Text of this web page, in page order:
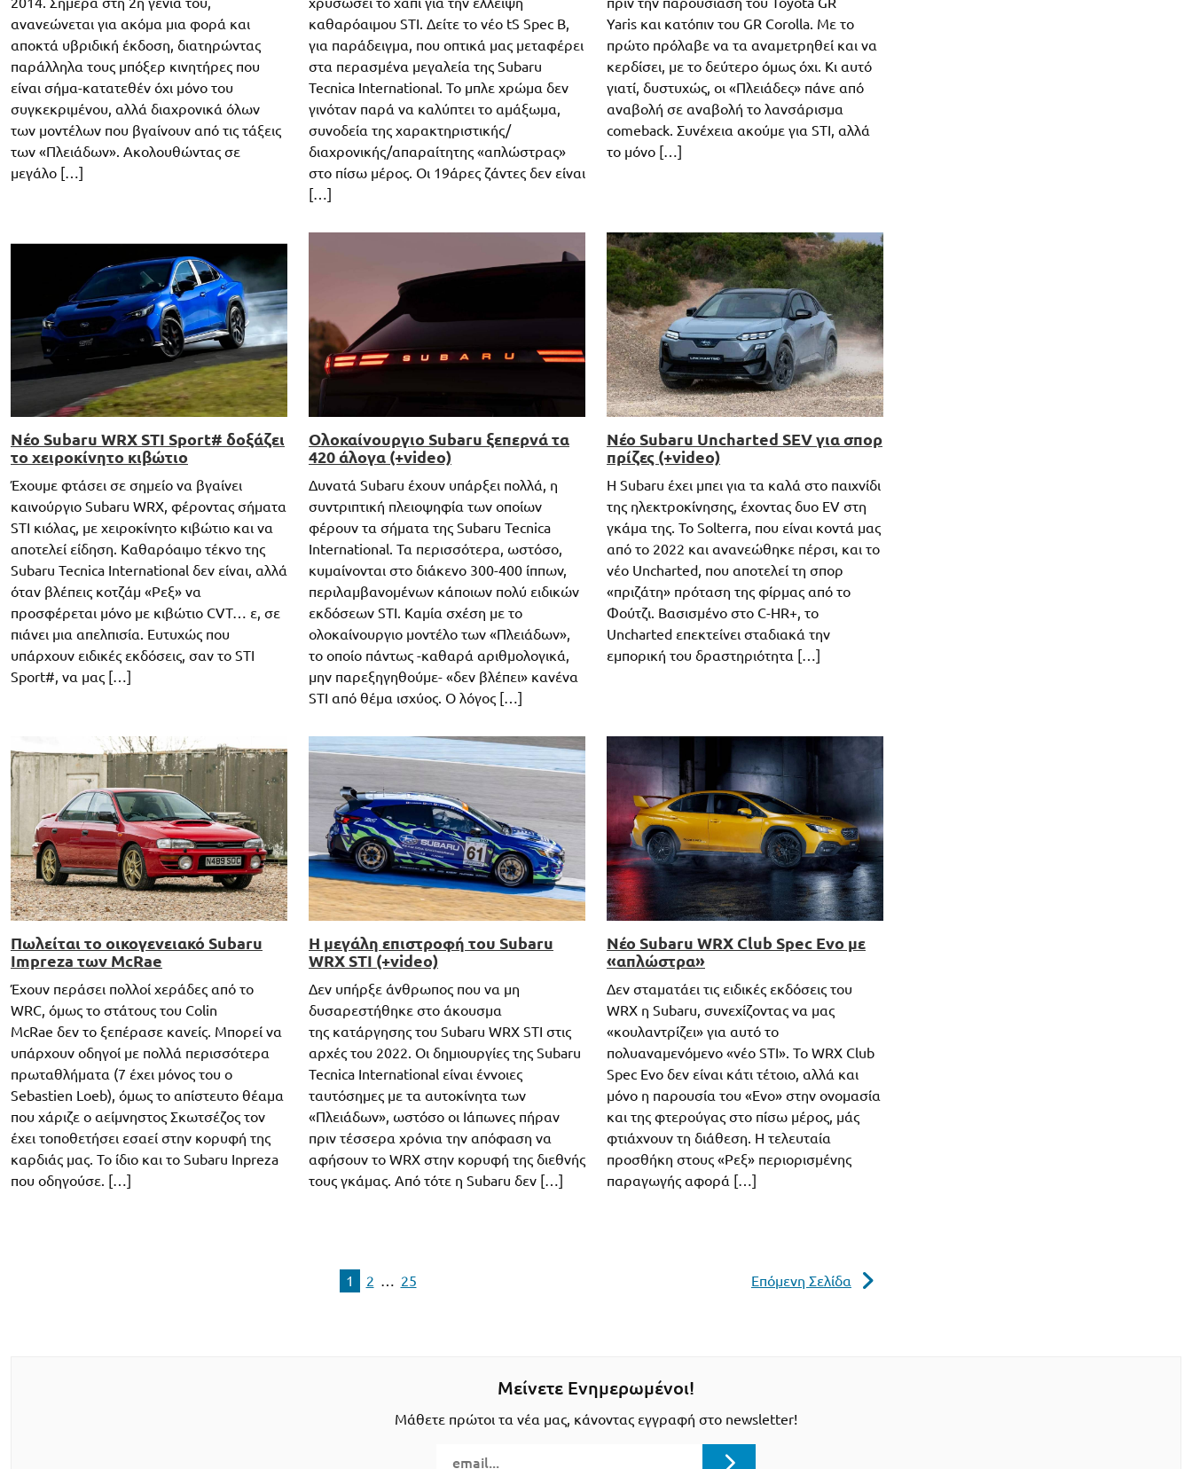
ανανεώνεται για ακόμα μια φορά και
αποκτά υβριδική έκδοση, διατηρώντας
παράλληλα τους μπόξερ κινητήρες που
είναι σήμα-κατατεθέν όχι μόνο του
συγκεκριμένου, αλλά διαχρονικά όλων
των μοντέλων που βγαίνουν από τις τάξεις
των «Πλειάδων». Ακολουθώντας σε
μεγάλο […]
καθαρόαιμου STI. Δείτε το νέο tS Spec B,
για παράδειγμα, που οπτικά μας μεταφέρει
στα περασμένα μεγαλεία της Subaru
Tecnica International. Το μπλε χρώμα δεν
γινόταν παρά να καλύπτει το αμάξωμα,
συνοδεία της χαρακτηριστικής/
διαχρονικής/απαραίτητης «απλώστρας»
στο πίσω μέρος. Οι 19άρες ζάντες δεν είναι
[…]
Yaris και κατόπιν του GR Corolla. Με το
πρώτο πρόλαβε να τα αναμετρηθεί και να
κερδίσει, με το δεύτερο όμως όχι. Κι αυτό
γιατί, δυστυχώς, οι «Πλειάδες» πάνε από
αναβολή σε αναβολή το λανσάρισμα
comeback. Συνέχεια ακούμε για STI, αλλά
το μόνο […]
Νέο Subaru WRX STI Sport# δοξάζει
το χειροκίνητο κιβώτιο
Έχουμε φτάσει σε σημείο να βγαίνει
καινούργιο Subaru WRX, φέροντας σήματα
STI κιόλας, με χειροκίνητο κιβώτιο και να
αποτελεί είδηση. Καθαρόαιμο τέκνο της
Subaru Tecnica International δεν είναι, αλλά
όταν βλέπεις κοτζάμ «Ρεξ» να
προσφέρεται μόνο με κιβώτιο CVT… ε, σε
πιάνει μια απελπισία. Ευτυχώς που
υπάρχουν ειδικές εκδόσεις, σαν το STI
Sport#, να μας […]
Ολοκαίνουργιο Subaru ξεπερνά τα
420 άλογα (+video)
Δυνατά Subaru έχουν υπάρξει πολλά, η
συντριπτική πλειοψηφία των οποίων
φέρουν τα σήματα της Subaru Tecnica
International. Τα περισσότερα, ωστόσο,
κυμαίνονται στο διάκενο 300-400 ίππων,
περιλαμβανομένων κάποιων πολύ ειδικών
εκδόσεων STI. Καμία σχέση με το
ολοκαίνουργιο μοντέλο των «Πλειάδων»,
το οποίο πάντως -καθαρά αριθμολογικά,
μην παρεξηγηθούμε- «δεν βλέπει» κανένα
STI από θέμα ισχύος. Ο λόγος […]
Νέο Subaru Uncharted SEV για σπορ
πρίζες (+video)
Η Subaru έχει μπει για τα καλά στο παιχνίδι
της ηλεκτροκίνησης, έχοντας δυο EV στη
γκάμα της. Το Solterra, που είναι κοντά μας
από το 2022 και ανανεώθηκε πέρσι, και το
νέο Uncharted, που αποτελεί τη σπορ
«πριζάτη» πρόταση της φίρμας από το
Φούτζι. Βασισμένο στο C-HR+, το
Uncharted επεκτείνει σταδιακά την
εμπορική του δραστηριότητα […]
Πωλείται το οικογενειακό Subaru
Impreza των McRae
Έχουν περάσει πολλοί χεράδες από το
WRC, όμως το στάτους του Colin
McRae δεν το ξεπέρασε κανείς. Μπορεί να
υπάρχουν οδηγοί με πολλά περισσότερα
πρωταθλήματα (7 έχει μόνος του ο
Sebastien Loeb), όμως το απίστευτο θέαμα
που χάριζε ο αείμνηστος Σκωτσέζος τον
έχει τοποθετήσει εσαεί στην κορυφή της
καρδιάς μας. Το ίδιο και το Subaru Inpreza
που οδηγούσε. […]
Η μεγάλη επιστροφή του Subaru
WRX STI (+video)
Δεν υπήρξε άνθρωπος που να μη
δυσαρεστήθηκε στο άκουσμα
της κατάργησης του Subaru WRX STI στις
αρχές του 2022. Οι δημιουργίες της Subaru
Tecnica International είναι έννοιες
ταυτόσημες με τα αυτοκίνητα των
«Πλειάδων», ωστόσο οι Ιάπωνες πήραν
πριν τέσσερα χρόνια την απόφαση να
αφήσουν το WRX στην κορυφή της διεθνής
τους γκάμας. Από τότε η Subaru δεν […]
Νέο Subaru WRX Club Spec Evo με
«απλώστρα»
Δεν σταματάει τις ειδικές εκδόσεις του
WRX η Subaru, συνεχίζοντας να μας
«κουλαντρίζει» για αυτό το
πολυαναμενόμενο «νέο STI». Το WRX Club
Spec Evo δεν είναι κάτι τέτοιο, αλλά και
μόνο η παρουσία του «Evo» στην ονομασία
και της φτερούγας στο πίσω μέρος, μάς
φτιάχνουν τη διάθεση. Η τελευταία
προσθήκη στους «Ρεξ» περιορισμένης
παραγωγής αφορά […]
1 2 … 25 Επόμενη Σελίδα
Μείνετε Ενημερωμένοι!
Μάθετε πρώτοι τα νέα μας, κάνοντας εγγραφή στο newsletter!